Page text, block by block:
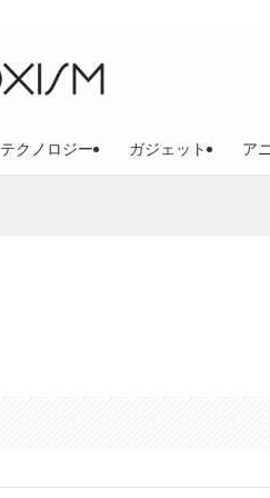
テクノロジー ガジェット ア